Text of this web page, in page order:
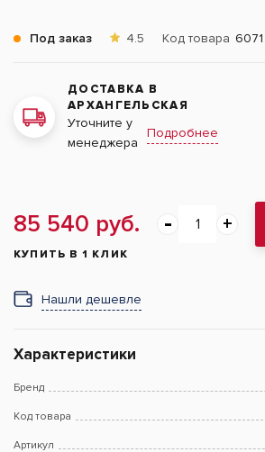
Под заказ 4.5 Код товара 6071
ДОСТАВКА В
АРХАНГЕЛЬСКАЯ
Уточните у
менеджера
Подробнее
85 540 руб.
КУПИТЬ В 1 КЛИК
Нашли дешевле
Характеристики
Бренд
Код товара
Артикул